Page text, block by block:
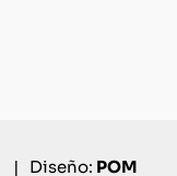
| Diseño: POM